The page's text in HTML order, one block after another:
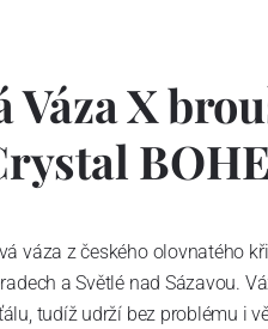
X
váza z českého olovnatého
a Světlé nad Sázavou.
tudíž udrží bez problému i